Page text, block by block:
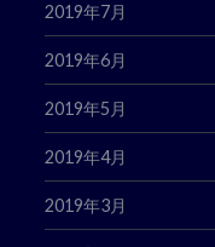
2019年7月
2019年6月
2019年5月
2019年4月
2019年3月